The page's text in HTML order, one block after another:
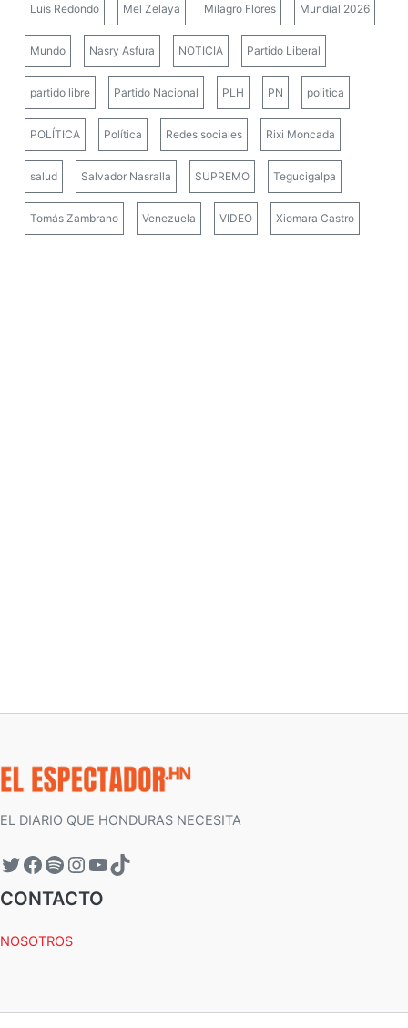
Luis Redondo Mel Zelaya Milagro Flores Mundial 2026
Mundo Nasry Asfura NOTICIA Partido Liberal
partido libre Partido Nacional PLH PN politica
POLÍTICA Política Redes sociales Rixi Moncada
salud Salvador Nasralla SUPREMO Tegucigalpa
Tomás Zambrano Venezuela VIDEO Xiomara Castro
EL DIARIO QUE HONDURAS NECESITA
CONTACTO
NOSOTROS